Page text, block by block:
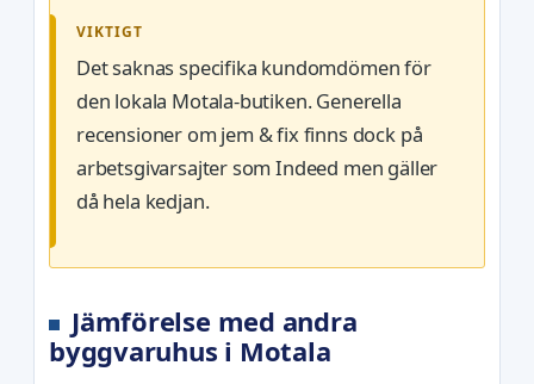
VIKTIGT
Det saknas specifika kundomdömen för
den lokala Motala-butiken. Generella
recensioner om jem & fix finns dock på
arbetsgivarsajter som Indeed men gäller
då hela kedjan.
Jämförelse med andra
byggvaruhus i Motala